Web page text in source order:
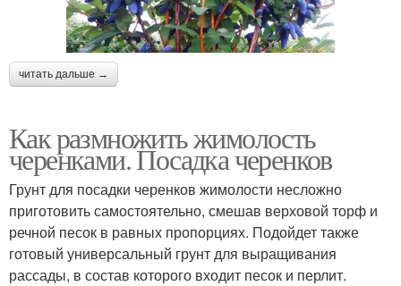
читать дальше →
Как размножить жимолость
черенками. Посадка черенков
Грунт для посадки черенков жимолости несложно
приготовить самостоятельно, смешав верховой торф и
речной песок в равных пропорциях. Подойдет также
готовый универсальный грунт для выращивания
рассады, в состав которого входит песок и перлит.